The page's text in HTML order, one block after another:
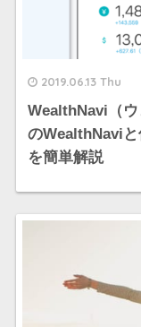
2019.06.13 Thu
WealthNavi（
のWealthNaviと
を簡単解説